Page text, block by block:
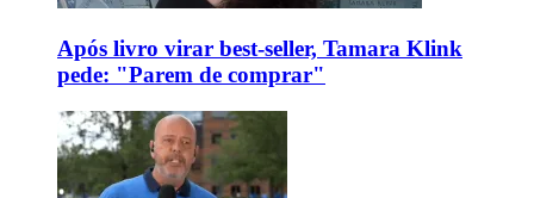
Após livro virar best-seller, Tamara Klink
pede: "Parem de comprar"